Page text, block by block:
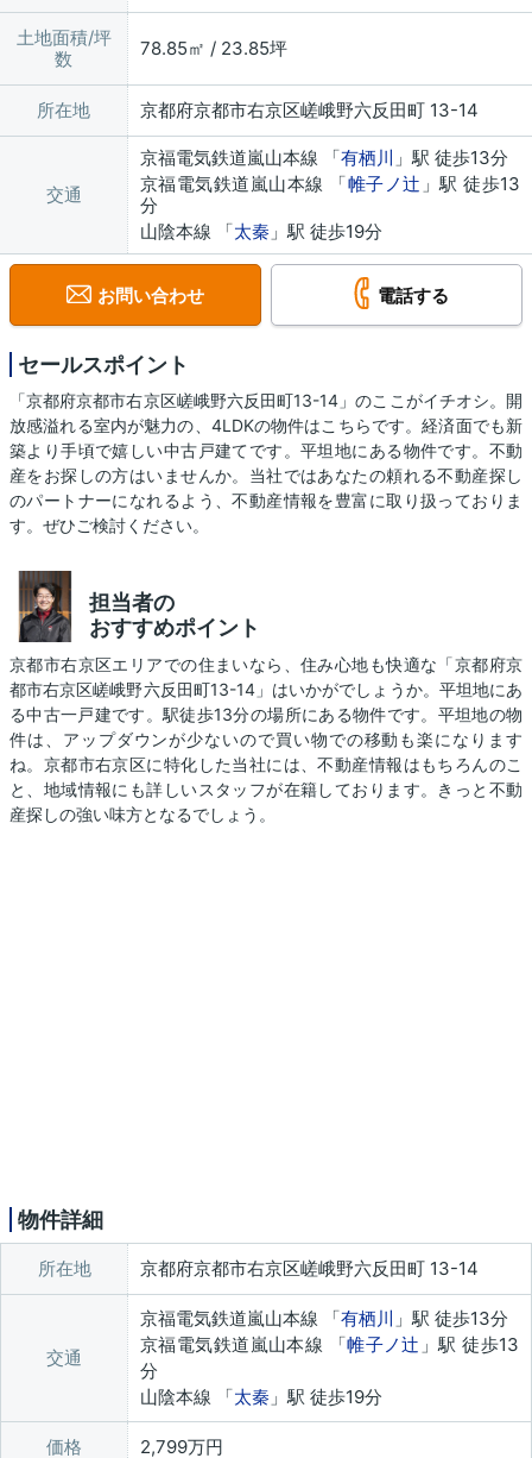
土地面積/坪
数
78.85㎡ / 23.85坪
所在地 京都府京都市右京区嵯峨野六反田町 13-14
交通
京福電気鉄道嵐山本線 「有栖川 」駅 徒歩13分
京福電気鉄道嵐山本線 「帷子ノ辻 」駅 徒歩13
分
山陰本線 「太秦 」駅 徒歩19分
お問い合わせ 電話する
セールスポイント
「京都府京都市右京区嵯峨野六反田町13-14」のここがイチオシ。開
放感溢れる室内が魅力の、4LDKの物件はこちらです。経済面でも新
築より手頃で嬉しい中古戸建てです。平坦地にある物件です。不動
産をお探しの方はいませんか。当社ではあなたの頼れる不動産探し
のパートナーになれるよう、不動産情報を豊富に取り扱っておりま
す。ぜひご検討ください。
担当者の
おすすめポイント
京都市右京区エリアでの住まいなら、住み心地も快適な「京都府京
都市右京区嵯峨野六反田町13-14」はいかがでしょうか。平坦地にあ
る中古一戸建です。駅徒歩13分の場所にある物件です。平坦地の物
件は、アップダウンが少ないので買い物での移動も楽になります
ね。京都市右京区に特化した当社には、不動産情報はもちろんのこ
と、地域情報にも詳しいスタッフが在籍しております。きっと不動
産探しの強い味方となるでしょう。
物件詳細
所在地 京都府京都市右京区嵯峨野六反田町 13-14
交通
京福電気鉄道嵐山本線 「有栖川 」駅 徒歩13分
京福電気鉄道嵐山本線 「帷子ノ辻 」駅 徒歩13
分
山陰本線 「太秦 」駅 徒歩19分
価格 2,799万円